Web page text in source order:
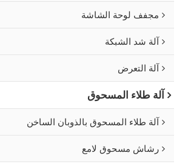
مجفف لوحة الشاشة
آلة شد الشبكة
آلة التعرض
آلة طلاء المسحوق
آلة طلاء المسحوق بالذوبان الساخن
رشاش مسحوق لامع